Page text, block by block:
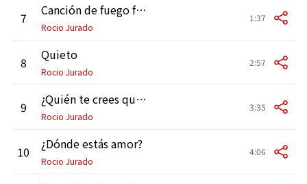
7 Canción de fuego fatuo
Rocio Jurado
1:37
8 Quieto
Rocio Jurado
2:57
9 ¿Quién te crees que eres tú?
Rocio Jurado
3:35
10 ¿Dónde estás amor?
Rocio Jurado
4:06